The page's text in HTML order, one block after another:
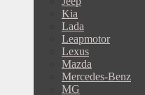
Kia
Lada
Leapmotor
Lexus
Mazda
Mercedes-Benz
MG